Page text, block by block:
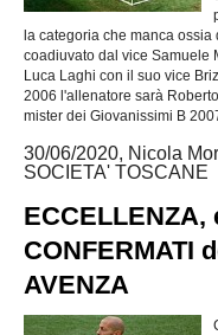
la categoria che manca
coadiuvato dal vice Samuele
Luca Laghi con il suo vice
2006 l'allenatore sarà
mister dei Giovanissimi B
30/06/2020, Nicola
SOCIETA' TOSCANE
CONFERMATI
AVENZA